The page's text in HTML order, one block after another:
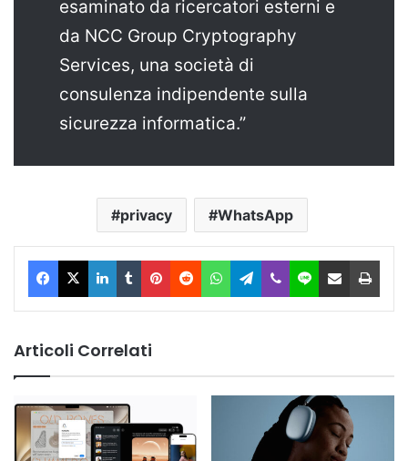
esaminato da ricercatori esterni e
da NCC Group Cryptography
Services, una società di
consulenza indipendente sulla
sicurezza informatica.”
privacy WhatsApp
Facebook
X LinkedIn
TumblrPinterest
RedditWhatsAppTelegram
ViberLine Condividi via Email
Articoli Correlati